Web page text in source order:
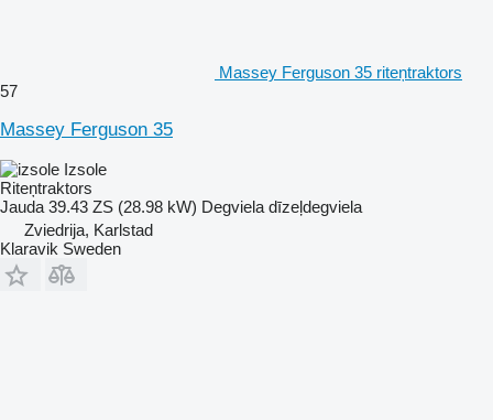
Massey Ferguson 35 riteņtraktors
57
Massey Ferguson 35
Izsole
Riteņtraktors
Jauda 39.43 ZS (28.98 kW) Degviela dīzeļdegviela
Zviedrija, Karlstad
Klaravik Sweden